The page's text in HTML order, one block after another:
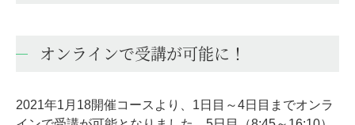
オンラインで受講が可能に！
2021年1月18開催コースより、1日目～4日目までオンラ